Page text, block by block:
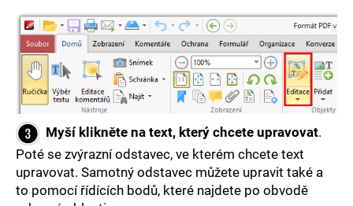
Myší klikněte na text, který chcete upravovat.
Poté se zvýrazní odstavec, ve kterém chcete text
upravovat. Samotný odstavec můžete upravit také a
to pomocí řídících bodů, které najdete po obvodě
D
o
p
o
r
u